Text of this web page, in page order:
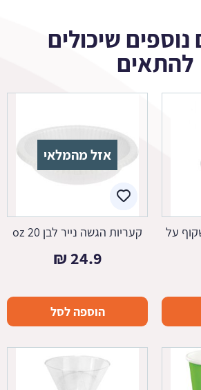
נוספים שיכולים
להתאים
על
אזל מהמלאי
קעריות הגשה נייר לבן 20 oz
24.9
₪
הוספה לסל